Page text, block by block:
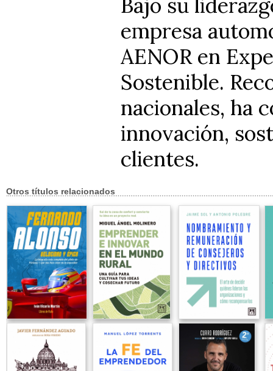
empresa
AENOR en
Sostenible.
nacionales, ha
innovación,
clientes.
Otros títulos relacionados